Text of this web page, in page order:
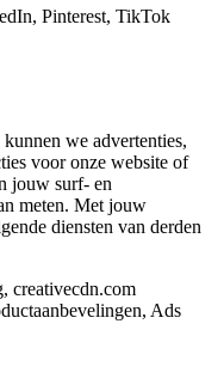
Pinterest, TikTok
we advertenties,
voor onze website of
jouw surf- en
meten. Met jouw
diensten van derden
creativecdn.com
Ads